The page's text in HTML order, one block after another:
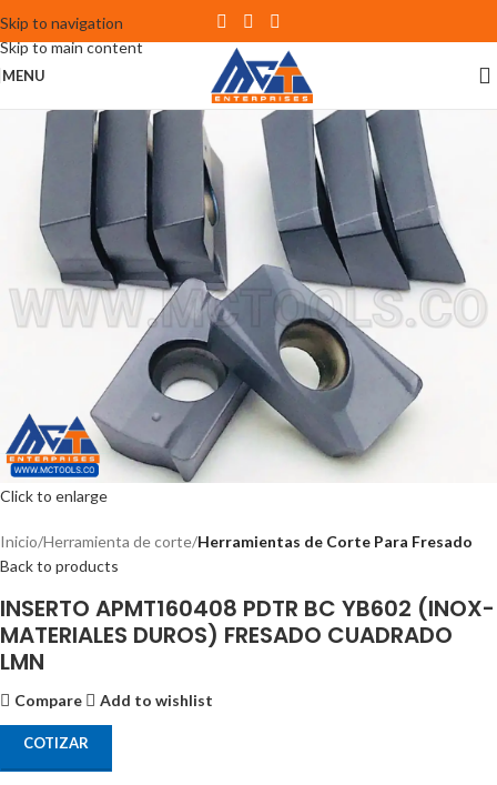
Skip to navigation
Skip to main content
MENU
Click to enlarge
Inicio Herramienta de corte Herramientas de Corte Para Fresado
Back to products
INSERTO APMT160408 PDTR BC YB602 (INOX-
MATERIALES DUROS) FRESADO CUADRADO
LMN
Compare Add to wishlist
COTIZAR